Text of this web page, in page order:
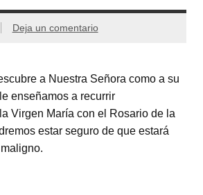
Deja un comentario
a Nuestra Señora como a su
enseñamos a recurrir
Virgen María con el Rosario de la
estar seguro de que estará